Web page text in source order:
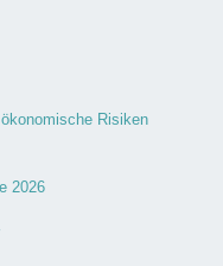
Risiken
2026